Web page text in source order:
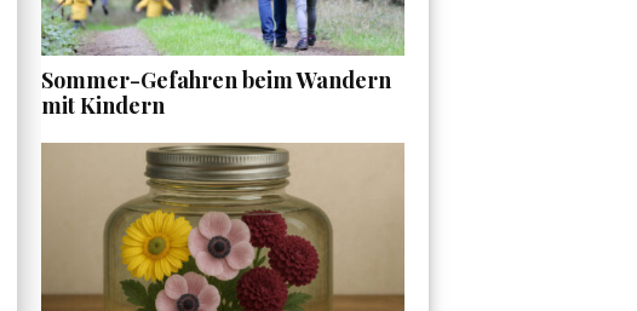
Sommer-Gefahren beim Wandern
mit Kindern